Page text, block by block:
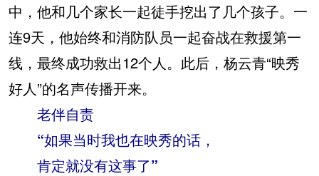
中，他和几个家长一起徒手挖出了几个孩子。一
连9天，他始终和消防队员一起奋战在救援第一
线，最终成功救出12个人。此后，杨云青“映秀
好人”的名声传播开来。
老伴自责
“如果当时我也在映秀的话，
肯定就没有这事了”